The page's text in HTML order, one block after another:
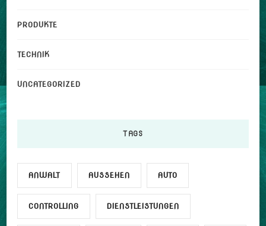
PRODUKTE
TECHNIK
UNCATEGORIZED
TAGS
ANWALT AUSSEHEN AUTO
CONTROLLING DIENSTLEISTUNGEN